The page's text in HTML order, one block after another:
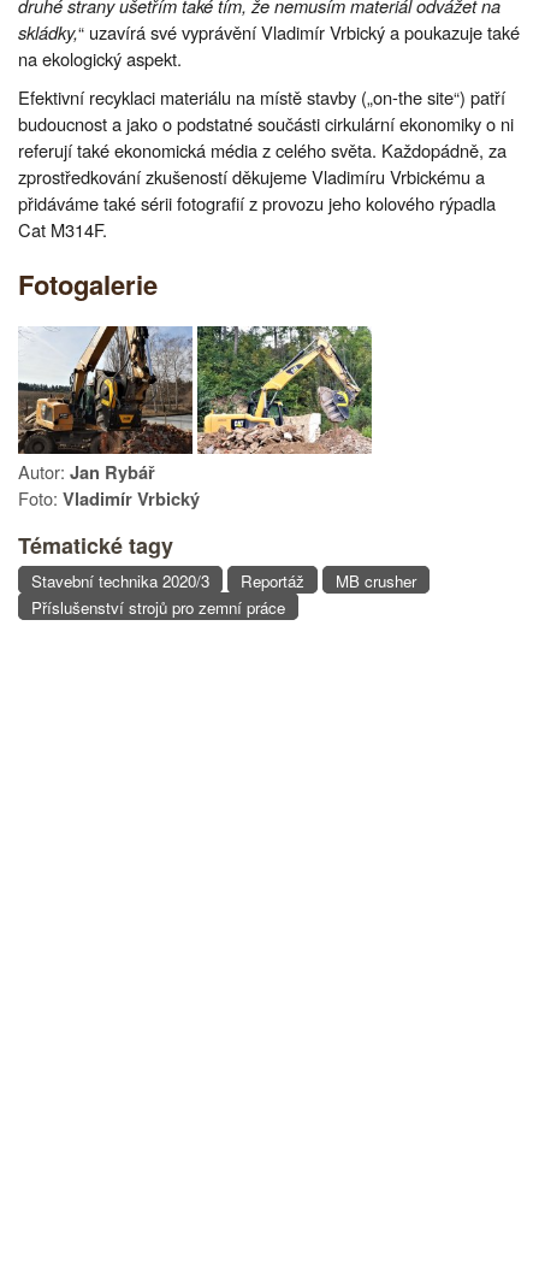
druhé strany ušetřím také tím, že nemusím materiál odvážet na
skládky,“ uzavírá své vyprávění Vladimír Vrbický a poukazuje také
na ekologický aspekt.
Efektivní recyklaci materiálu na místě stavby („on-the site“) patří
budoucnost a jako o podstatné součásti cirkulární ekonomiky o ni
referují také ekonomická média z celého světa. Každopádně, za
zprostředkování zkušeností děkujeme Vladimíru Vrbickému a
přidáváme také sérii fotografií z provozu jeho kolového rýpadla
Cat M314F.
Fotogalerie
Autor: Jan Rybář
Foto: Vladimír Vrbický
Tématické tagy
Stavební technika 2020/3 Reportáž
MB crusher
Příslušenství strojů pro zemní práce